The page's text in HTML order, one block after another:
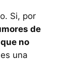
Si, por
de
no
una